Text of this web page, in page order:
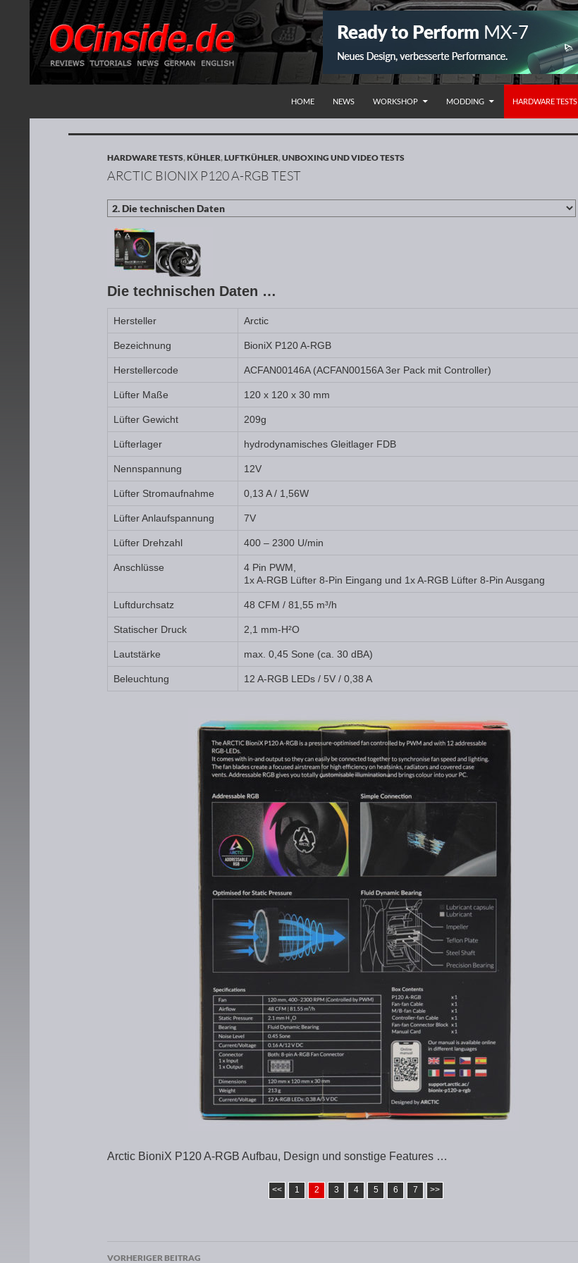
HOME
NEWS WORKSHOP MODDING HARDWARE TESTS
HARDWARE TESTS,KÜHLER,LUFTKÜHLER,UNBOXING UND VIDEO TESTS
ARCTIC BIONIX P120 A-RGB TEST
Die technischen Daten …
Hersteller Arctic
Bezeichnung BioniX P120 A-RGB
Herstellercode ACFAN00146A (ACFAN00156A 3er Pack mit Controller)
Lüfter Maße 120 x 120 x 30 mm
Lüfter Gewicht 209g
Lüfterlager hydrodynamisches Gleitlager FDB
Nennspannung 12V
Lüfter Stromaufnahme 0,13 A / 1,56W
Lüfter Anlaufspannung 7V
Lüfter Drehzahl 400 – 2300 U/min
Anschlüsse
4 Pin PWM,
1x A-RGB Lüfter 8-Pin Eingang und 1x A-RGB Lüfter 8-Pin Ausgang
Luftdurchsatz 48 CFM / 81,55 m³/h
Statischer Druck 2,1 mm-H²O
Lautstärke max. 0,45 Sone (ca. 30 dBA)
Beleuchtung 12 A-RGB LEDs / 5V / 0,38 A
Arctic BioniX P120 A-RGB Aufbau, Design und sonstige Features …
<< 1 2 3 4 5 6 7 >>
VORHERIGER BEITRAG